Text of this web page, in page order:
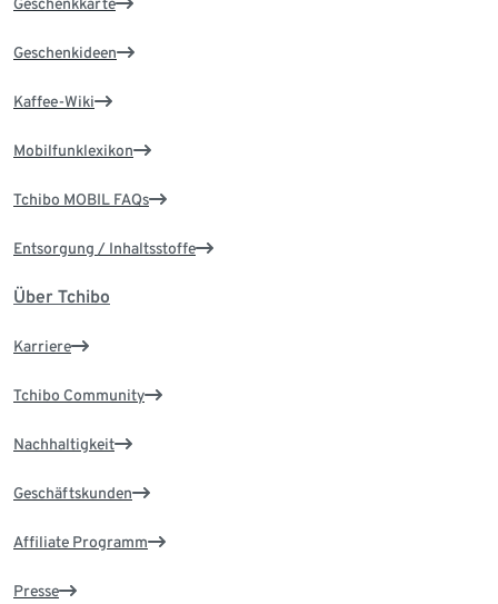
Geschenkkarte
Geschenkideen
Kaffee-Wiki
Mobilfunklexikon
Tchibo MOBIL FAQs
Entsorgung / Inhaltsstoffe
Über Tchibo
Karriere
Tchibo Community
Nachhaltigkeit
Geschäftskunden
Affiliate Programm
Presse